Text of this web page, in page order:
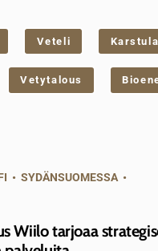
Veteli Karstula
Vetytalous
• SYDÄNSUOMESSA•
Wiilo tarjoaa